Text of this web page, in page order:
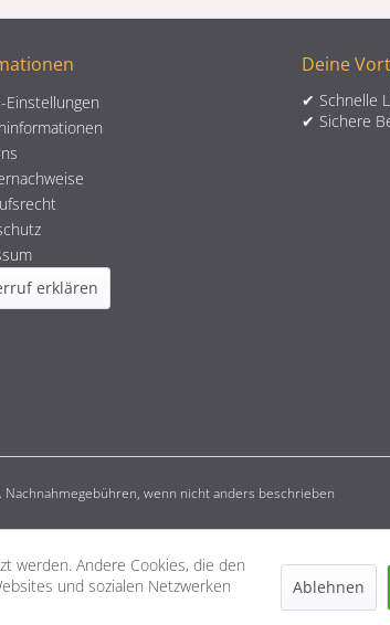
Einstellungen
erklären
Deine
✔ Schnelle
✔ Sichere
Nachnahmegebühren, wenn nicht anders beschrieben
werden. Andere Cookies, die den
und sozialen Netzwerken
Ablehnen